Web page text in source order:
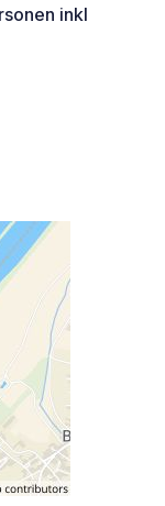
inkl